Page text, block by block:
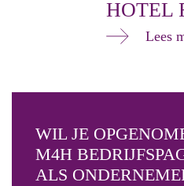
HOTEL
Lees
WIL JE
M4H
ALS